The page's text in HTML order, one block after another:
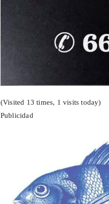
(Visited 13 times, 1 visits today)
Publicidad